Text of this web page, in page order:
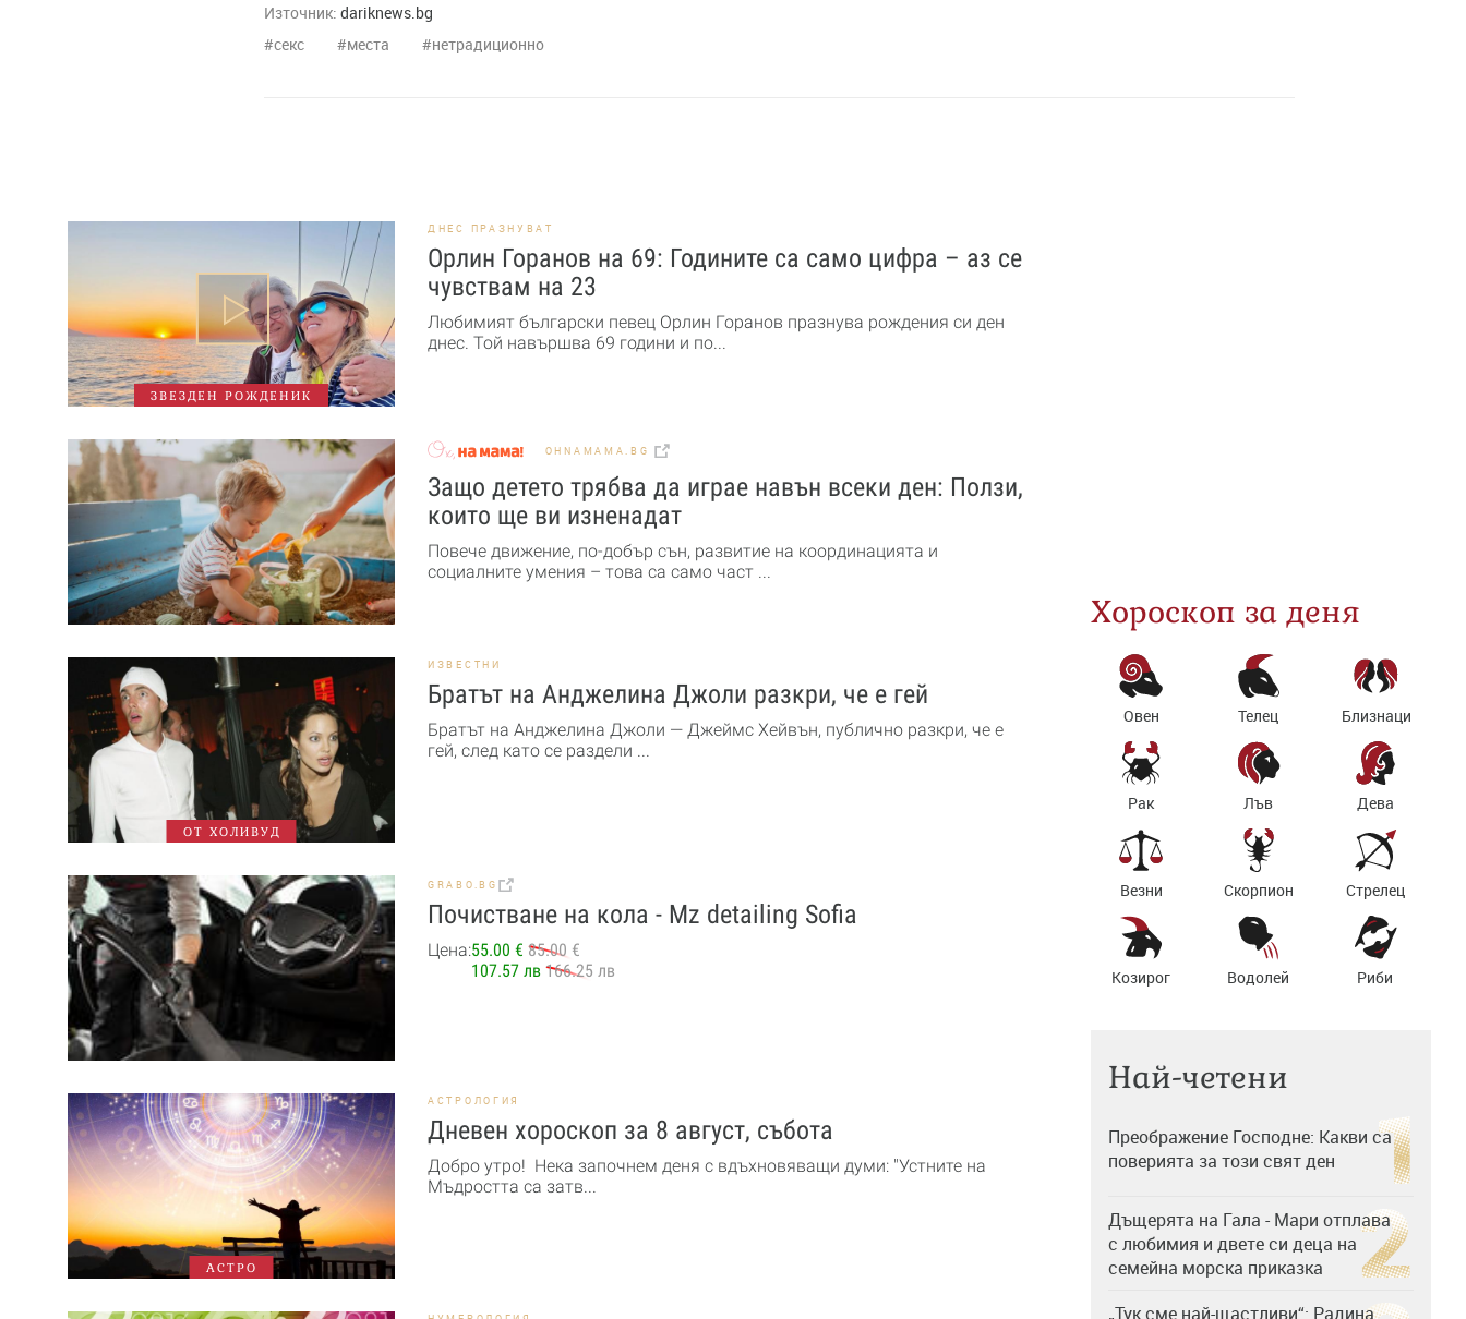
Източник: dariknews.bg
секс
места нетрадиционно
ЗВЕЗДЕН РОЖДЕНИК
ДНЕС ПРАЗНУВАТ
Орлин Горанов на 69: Годините са само цифра – аз се
чувствам на 23
Любимият български певец Орлин Горанов празнува рождения си ден
днес. Той навършва 69 години и по...
OHNAMAMA.BG
Защо детето трябва да играе навън всеки ден: Ползи,
които ще ви изненадат
Повече движение, по-добър сън, развитие на координацията и
социалните умения – това са само част ...
ОТ ХОЛИВУД
ИЗВЕСТНИ
Братът на Анджелина Джоли разкри, че е гей
Братът на Анджелина Джоли — Джеймс Хейвън, публично разкри, че е
гей, след като се раздели ...
GRABO.BG
Почистване на кола - Mz detailing Sofia
Цена:55.00 € 85.00 €
107.57 лв 166.25 лв
АСТРО
АСТРОЛОГИЯ
Дневен хороскоп за 8 август, събота
Добро утро! Нека започнем деня с вдъхновяващи думи: "Устните на
Мъдростта са затв...
Хороскоп за деня
Овен Телец Близнаци
Рак Лъв Дева
Везни Скорпион Стрелец
Козирог Водолей Риби
Най-четени
Преображение Господне: Какви са
поверията за този свят ден
Дъщерята на Гала - Мари отплава
с любимия и двете си деца на
семейна морска приказка
„Тук сме най-щастливи“: Радина